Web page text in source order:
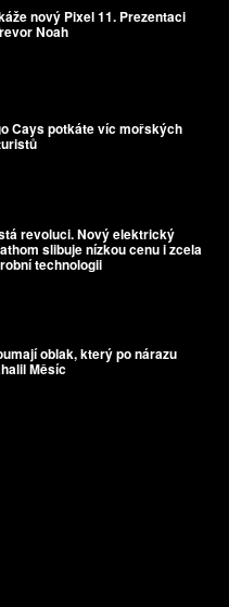
nový Pixel 11. Prezentaci
Noah
Cays potkáte víc mořských
revoluci. Nový elektrický
slibuje nízkou cenu i zcela
technologii
oblak, který po nárazu
Měsíc